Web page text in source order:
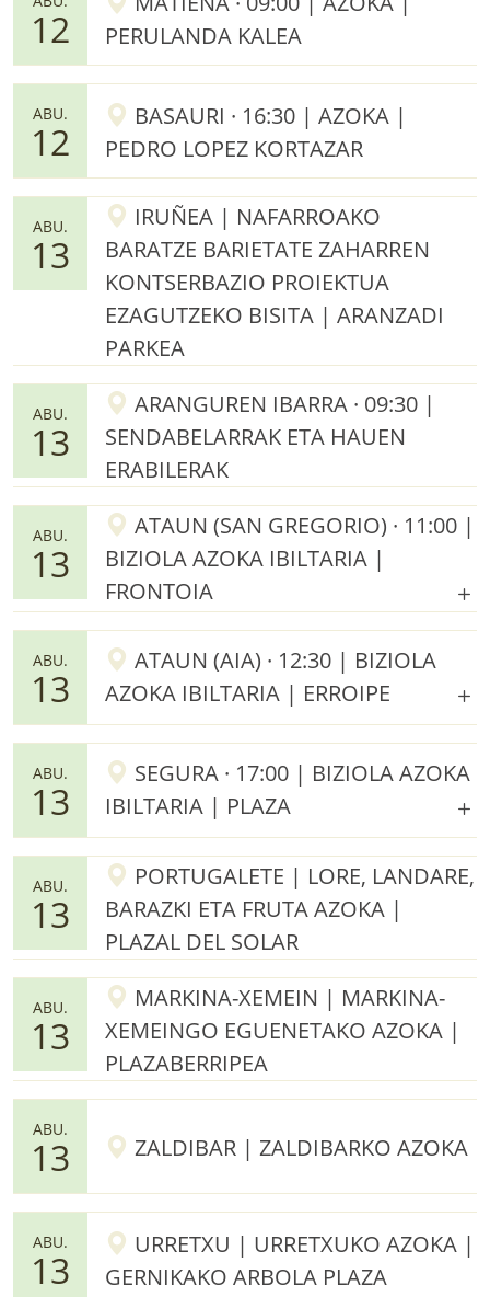
12
PERULANDA KALEA
ABU.
12
BASAURI · 16:30 | AZOKA |
PEDRO LOPEZ KORTAZAR
ABU.
13
IRUÑEA | NAFARROAKO
BARATZE BARIETATE ZAHARREN
KONTSERBAZIO PROIEKTUA
EZAGUTZEKO BISITA | ARANZADI
PARKEA
ABU.
13
ARANGUREN IBARRA · 09:30 |
SENDABELARRAK ETA HAUEN
ERABILERAK
ABU.
13
ATAUN (SAN GREGORIO) · 11:00 |
BIZIOLA AZOKA IBILTARIA |
FRONTOIA
ABU.
13
ATAUN (AIA) · 12:30 | BIZIOLA
AZOKA IBILTARIA | ERROIPE
ABU.
13
SEGURA · 17:00 | BIZIOLA AZOKA
IBILTARIA | PLAZA
ABU.
13
PORTUGALETE | LORE, LANDARE,
BARAZKI ETA FRUTA AZOKA |
PLAZAL DEL SOLAR
ABU.
13
MARKINA-XEMEIN | MARKINA-
XEMEINGO EGUENETAKO AZOKA |
PLAZABERRIPEA
ABU.
13 ZALDIBAR | ZALDIBARKO AZOKA
ABU.
13
URRETXU | URRETXUKO AZOKA |
GERNIKAKO ARBOLA PLAZA